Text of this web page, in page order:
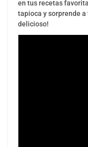
en tus recetas
tapioca y sorprende
delicioso!